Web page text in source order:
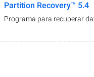
Partition Recovery™ 5.4
Programa para recuperar